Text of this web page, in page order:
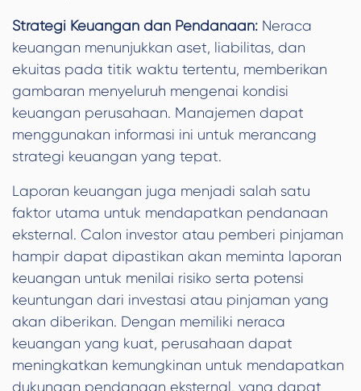
Strategi Keuangan dan Pendanaan: Neraca
keuangan menunjukkan aset, liabilitas, dan
ekuitas pada titik waktu tertentu, memberikan
gambaran menyeluruh mengenai kondisi
keuangan perusahaan. Manajemen dapat
menggunakan informasi ini untuk merancang
strategi keuangan yang tepat.
Laporan keuangan juga menjadi salah satu
faktor utama untuk mendapatkan pendanaan
eksternal. Calon investor atau pemberi pinjaman
hampir dapat dipastikan akan meminta laporan
keuangan untuk menilai risiko serta potensi
keuntungan dari investasi atau pinjaman yang
akan diberikan. Dengan memiliki neraca
keuangan yang kuat, perusahaan dapat
meningkatkan kemungkinan untuk mendapatkan
dukungan pendanaan eksternal, yang dapat